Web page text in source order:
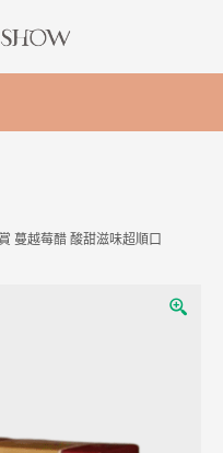
蔓越莓醋 酸甜滋味超順口